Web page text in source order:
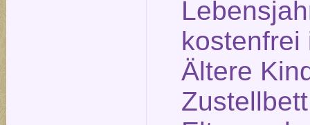
kostenfrei
Ältere